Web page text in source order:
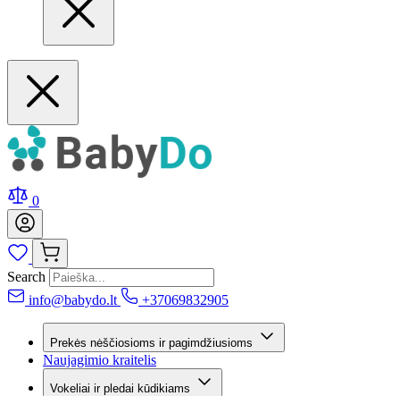
0
Search
info@babydo.lt
+37069832905
Prekės nėščiosioms ir pagimdžiusioms
Naujagimio kraitelis
Vokeliai ir pledai kūdikiams